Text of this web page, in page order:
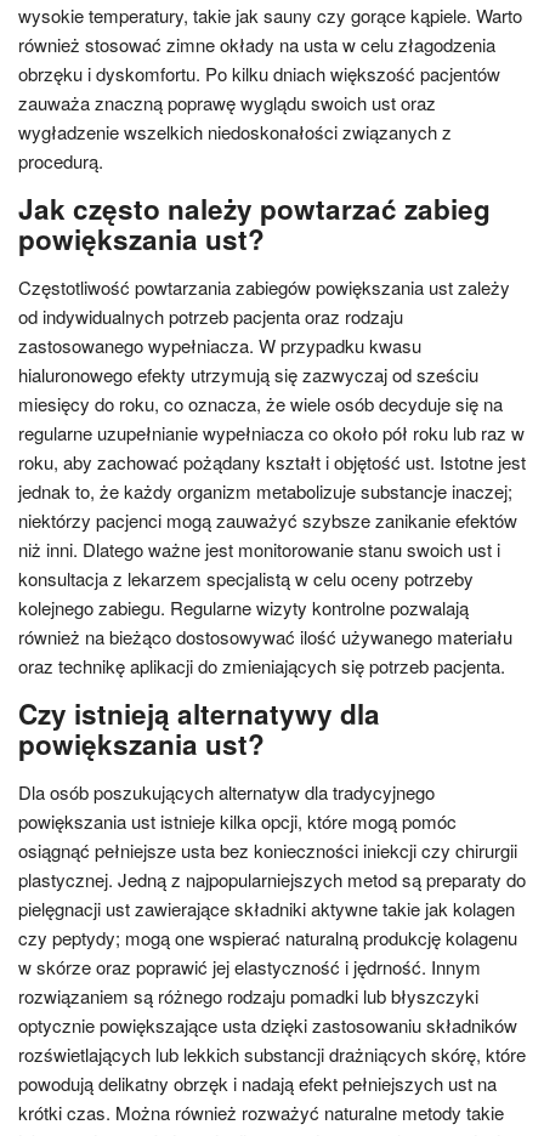
wysokie temperatury, takie jak sauny czy gorące kąpiele. Warto
również stosować zimne okłady na usta w celu złagodzenia
obrzęku i dyskomfortu. Po kilku dniach większość pacjentów
zauważa znaczną poprawę wyglądu swoich ust oraz
wygładzenie wszelkich niedoskonałości związanych z
procedurą.
Jak często należy powtarzać zabieg
powiększania ust?
Częstotliwość powtarzania zabiegów powiększania ust zależy
od indywidualnych potrzeb pacjenta oraz rodzaju
zastosowanego wypełniacza. W przypadku kwasu
hialuronowego efekty utrzymują się zazwyczaj od sześciu
miesięcy do roku, co oznacza, że wiele osób decyduje się na
regularne uzupełnianie wypełniacza co około pół roku lub raz w
roku, aby zachować pożądany kształt i objętość ust. Istotne jest
jednak to, że każdy organizm metabolizuje substancje inaczej;
niektórzy pacjenci mogą zauważyć szybsze zanikanie efektów
niż inni. Dlatego ważne jest monitorowanie stanu swoich ust i
konsultacja z lekarzem specjalistą w celu oceny potrzeby
kolejnego zabiegu. Regularne wizyty kontrolne pozwalają
również na bieżąco dostosowywać ilość używanego materiału
oraz technikę aplikacji do zmieniających się potrzeb pacjenta.
Czy istnieją alternatywy dla
powiększania ust?
Dla osób poszukujących alternatyw dla tradycyjnego
powiększania ust istnieje kilka opcji, które mogą pomóc
osiągnąć pełniejsze usta bez konieczności iniekcji czy chirurgii
plastycznej. Jedną z najpopularniejszych metod są preparaty do
pielęgnacji ust zawierające składniki aktywne takie jak kolagen
czy peptydy; mogą one wspierać naturalną produkcję kolagenu
w skórze oraz poprawić jej elastyczność i jędrność. Innym
rozwiązaniem są różnego rodzaju pomadki lub błyszczyki
optycznie powiększające usta dzięki zastosowaniu składników
rozświetlających lub lekkich substancji drażniących skórę, które
powodują delikatny obrzęk i nadają efekt pełniejszych ust na
krótki czas. Można również rozważyć naturalne metody takie